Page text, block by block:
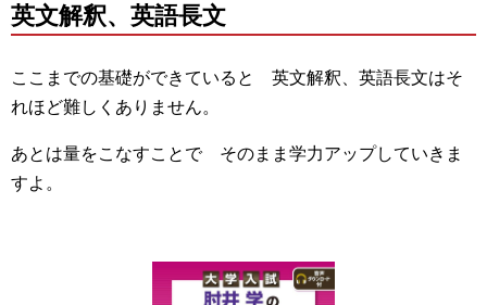
英文解釈、英語長文
ここまでの基礎ができていると 英文解釈、英語長文はそ
れほど難しくありません。
あとは量をこなすことで そのまま学力アップしていきま
すよ。